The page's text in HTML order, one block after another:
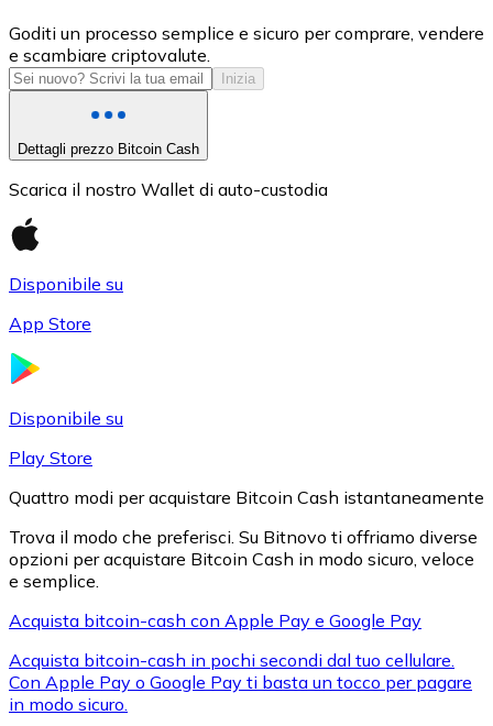
USD Coin
USDC
XRP
XRP
Goditi un processo semplice e sicuro per comprare, vendere
e scambiare criptovalute.
Inizia
Dettagli prezzo Bitcoin Cash
Scarica il nostro Wallet di auto-custodia
Disponibile su
App Store
Disponibile su
Play Store
Quattro modi per acquistare Bitcoin Cash istantaneamente
Trova il modo che preferisci. Su Bitnovo ti offriamo diverse
opzioni per acquistare Bitcoin Cash in modo sicuro, veloce
e semplice.
Acquista bitcoin-cash con Apple Pay e Google Pay
Acquista bitcoin-cash in pochi secondi dal tuo cellulare.
Con Apple Pay o Google Pay ti basta un tocco per pagare
in modo sicuro.